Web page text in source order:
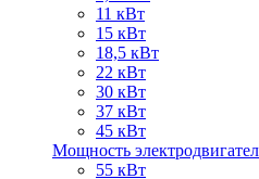
11 кВт
15 кВт
18,5 кВт
22 кВт
30 кВт
37 кВт
45 кВт
Мощность
55 кВт